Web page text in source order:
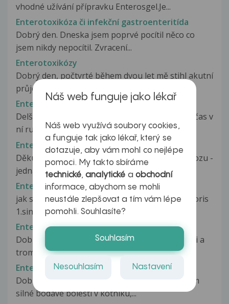
vhodné užívání přípravku Enterosgel.Je...
Enterotoxikóza či infekční gastroenteritída
Dobrý den. Dneska jsem poprvé pocítil něco co
jsem nikdy nepocítil. Zvracení...
Enterotoxikózy
Dobrý den, počtvrté během dvou let mě stihl akutní
průjem, trval hodinu, bylo...
Entezopatie
Delší dobu,t.j asi 3 měsíce mě bolí levá kyčel,občas v
ní rupne a já se nemohu...
Entezopatie
Děkuji za odpověď. Abych upřesnila moji diagnozu -
jedná se o entezopatii obou...
Entezopatie
jak se léčí entezopatia trochanteri maioris femoris
1.sin a jestli mi můžete...
Entezopatie
Dobrý den, ve 20 letech jsem měla plicní embolii a
trombózu. Nyní je mi...
Entezopatie
Dobrý den pane doktore, Už asi 2 měsíce mívám
silné bodávé bolesti v kotníku,...
Náš web funguje jako lékař
Náš web využívá soubory cookies,
a funguje tak jako lékař, který se
dotazuje, aby vám mohl co nejlépe
pomoci. My takto sbíráme
technické,analytické a obchodní
informace, abychom se mohli
neustále zlepšovat a tím vám lépe
pomohli. Souhlasíte?
Souhlasím
Nesouhlasím Nastavení